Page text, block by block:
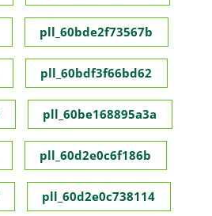
pll_60bde2f73567b
pll_60bdf3f66bd62
pll_60be168895a3a
pll_60d2e0c6f186b
pll_60d2e0c738114